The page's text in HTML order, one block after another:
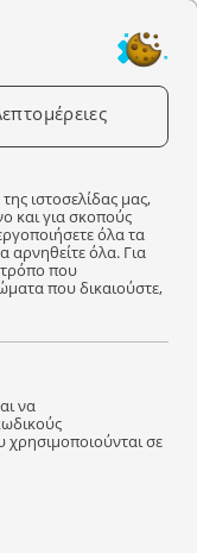
ιστοσελίδας μας,
και για σκοπούς
όλα τα
αρνηθείτε όλα. Για
τρόπο που
που δικαιούστε,
να
σε
χωρίς καλώδιο
με την